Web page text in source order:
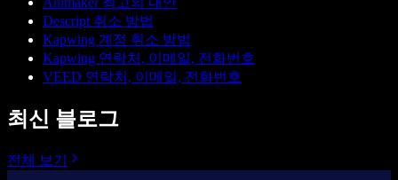
Descript 취소 방법
Kapwing 계정 취소 방법
Kapwing 연락처, 이메일, 전화번호
VEED 연락처, 이메일, 전화번호
최신 블로그
전체 보기